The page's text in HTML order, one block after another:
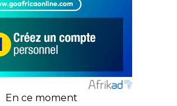
En ce moment